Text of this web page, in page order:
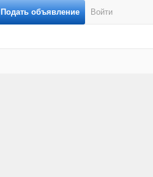
Подать объявление Войти